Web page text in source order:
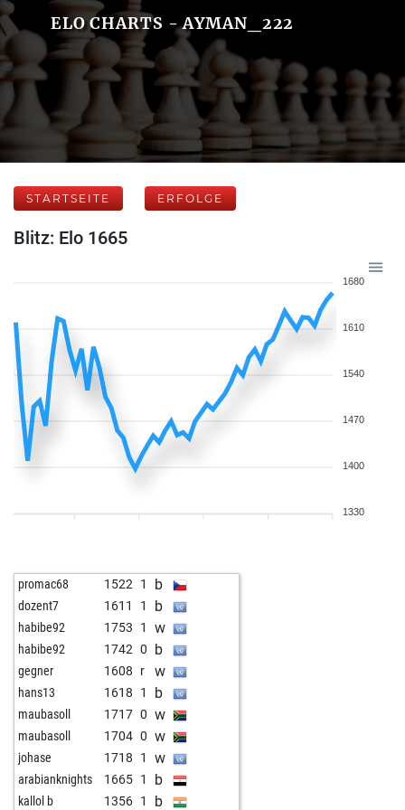
ELO CHARTS - AYMAN_222
STARTSEITE ERFOLGE
Blitz: Elo 1665
1680
1610
1540
1470
1400
1330
promac68 1522 1 b
dozent7 1611 1 b
habibe92 1753 1 w
habibe92 1742 0 b
gegner 1608 r w
hans13 1618 1 b
maubasoll 1717 0 w
maubasoll 1704 0 w
johase 1718 1 w
arabianknights 1665 1 b
kallol b 1356 1 b